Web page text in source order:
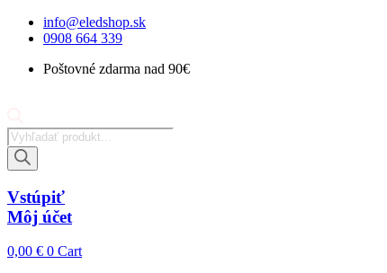
Preskočiťinfo@eledshop.sk
0908 664 339
Poštovné zdarma nad 90€
Products
search
Vstúpiť
Môj účet
0,00 € 0 Cart